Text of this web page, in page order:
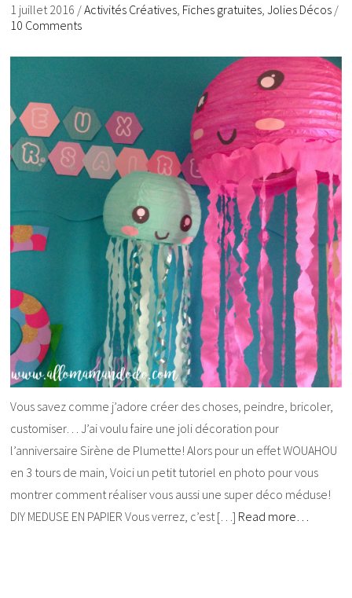
1 juillet 2016 /Activités Créatives, Fiches gratuites,Jolies Décos /
10 Comments
Vous savez comme j’adore créer des choses, peindre, bricoler,
customiser… J’ai voulu faire une joli décoration pour
l’anniversaire Sirène de Plumette! Alors pour un effet WOUAHOU
en 3 tours de main, Voici un petit tutoriel en photo pour vous
montrer comment réaliser vous aussi une super déco méduse!
DIY MEDUSE EN PAPIER Vous verrez, c’est […] Read more…